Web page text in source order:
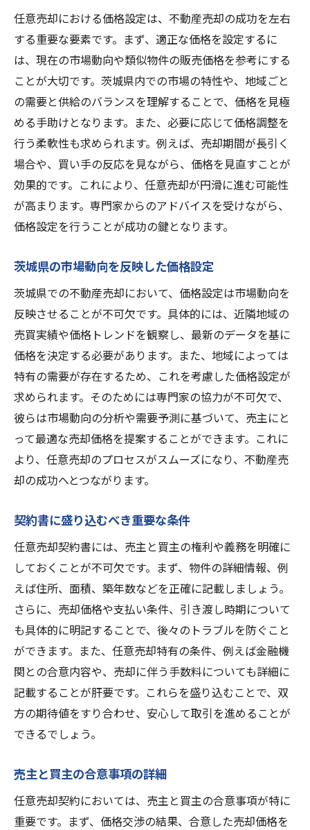
任意売却における価格設定は、不動産売却の成功を左右
する重要な要素です。まず、適正な価格を設定するに
は、現在の市場動向や類似物件の販売価格を参考にする
ことが大切です。茨城県内での市場の特性や、地域ごと
の需要と供給のバランスを理解することで、価格を見極
める手助けとなります。また、必要に応じて価格調整を
行う柔軟性も求められます。例えば、売却期間が長引く
場合や、買い手の反応を見ながら、価格を見直すことが
効果的です。これにより、任意売却が円滑に進む可能性
が高まります。専門家からのアドバイスを受けながら、
価格設定を行うことが成功の鍵となります。
茨城県の市場動向を反映した価格設定
茨城県での不動産売却において、価格設定は市場動向を
反映させることが不可欠です。具体的には、近隣地域の
売買実績や価格トレンドを観察し、最新のデータを基に
価格を決定する必要があります。また、地域によっては
特有の需要が存在するため、これを考慮した価格設定が
求められます。そのためには専門家の協力が不可欠で、
彼らは市場動向の分析や需要予測に基づいて、売主にと
って最適な売却価格を提案することができます。これに
より、任意売却のプロセスがスムーズになり、不動産売
却の成功へとつながります。
契約書に盛り込むべき重要な条件
任意売却契約書には、売主と買主の権利や義務を明確に
しておくことが不可欠です。まず、物件の詳細情報、例
えば住所、面積、築年数などを正確に記載しましょう。
さらに、売却価格や支払い条件、引き渡し時期について
も具体的に明記することで、後々のトラブルを防ぐこと
ができます。また、任意売却特有の条件、例えば金融機
関との合意内容や、売却に伴う手数料についても詳細に
記載することが肝要です。これらを盛り込むことで、双
方の期待値をすり合わせ、安心して取引を進めることが
できるでしょう。
売主と買主の合意事項の詳細
任意売却契約においては、売主と買主の合意事項が特に
重要です。まず、価格交渉の結果、合意した売却価格を